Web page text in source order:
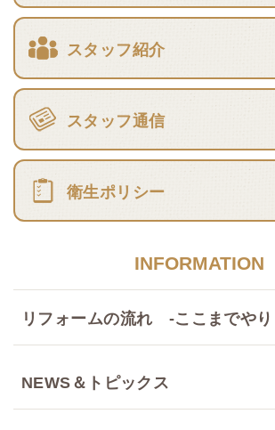
スタッフ紹介
スタッフ通信
衛生ポリシー
INFORMATION
リフォームの流れ -ここまでやり
NEWS＆トピックス